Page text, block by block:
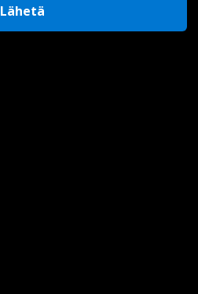
Lähetä